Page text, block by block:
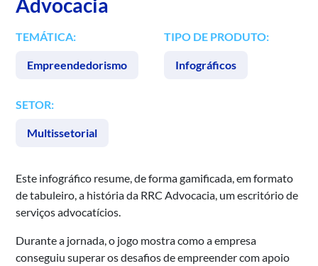
Advocacia
TEMÁTICA:
Empreendedorismo
TIPO DE PRODUTO:
Infográficos
SETOR:
Multissetorial
Este infográfico resume, de forma gamificada, em formato
de tabuleiro, a história da RRC Advocacia, um escritório de
serviços advocatícios.
Durante a jornada, o jogo mostra como a empresa
conseguiu superar os desafios de empreender com apoio